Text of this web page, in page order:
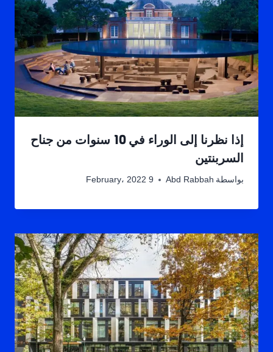
إذا نظرنا إلى الوراء في 10 سنوات من جناح
السربنتين
بواسطة Abd Rabbah 9 February، 2022